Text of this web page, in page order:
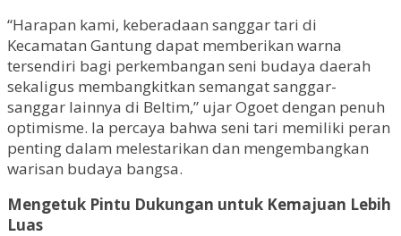
“Harapan kami, keberadaan sanggar tari di
Kecamatan Gantung dapat memberikan warna
tersendiri bagi perkembangan seni budaya daerah
sekaligus membangkitkan semangat sanggar-
sanggar lainnya di Beltim,” ujar Ogoet dengan penuh
optimisme. Ia percaya bahwa seni tari memiliki peran
penting dalam melestarikan dan mengembangkan
warisan budaya bangsa.
Mengetuk Pintu Dukungan untuk Kemajuan Lebih
Luas